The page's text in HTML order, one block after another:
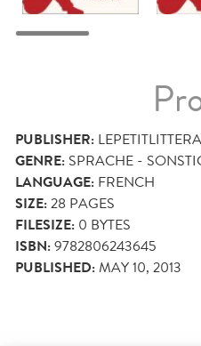
PUBLISHER:
GENRE: SPRACHE -
LANGUAGE: FRENCH
SIZE:28 PAGES
FILESIZE: 0 BYTES
ISBN:9782806243645
PUBLISHED:MAY 10, 2013